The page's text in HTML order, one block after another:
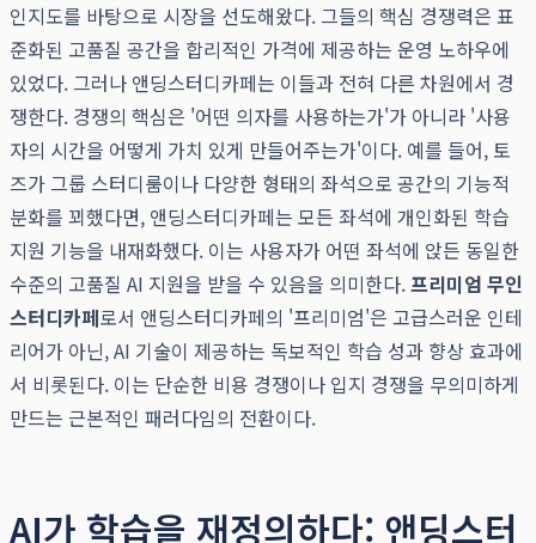
인지도를 바탕으로 시장을 선도해왔다. 그들의 핵심 경쟁력은 표
준화된 고품질 공간을 합리적인 가격에 제공하는 운영 노하우에
있었다. 그러나 앤딩스터디카페는 이들과 전혀 다른 차원에서 경
쟁한다. 경쟁의 핵심은 '어떤 의자를 사용하는가'가 아니라 '사용
자의 시간을 어떻게 가치 있게 만들어주는가'이다. 예를 들어, 토
즈가 그룹 스터디룸이나 다양한 형태의 좌석으로 공간의 기능적
분화를 꾀했다면, 앤딩스터디카페는 모든 좌석에 개인화된 학습
지원 기능을 내재화했다. 이는 사용자가 어떤 좌석에 앉든 동일한
수준의 고품질 AI 지원을 받을 수 있음을 의미한다.프리미엄 무인
스터디카페로서 앤딩스터디카페의 '프리미엄'은 고급스러운 인테
리어가 아닌, AI 기술이 제공하는 독보적인 학습 성과 향상 효과에
서 비롯된다. 이는 단순한 비용 경쟁이나 입지 경쟁을 무의미하게
만드는 근본적인 패러다임의 전환이다.
AI가 학습을 재정의하다: 앤딩스터